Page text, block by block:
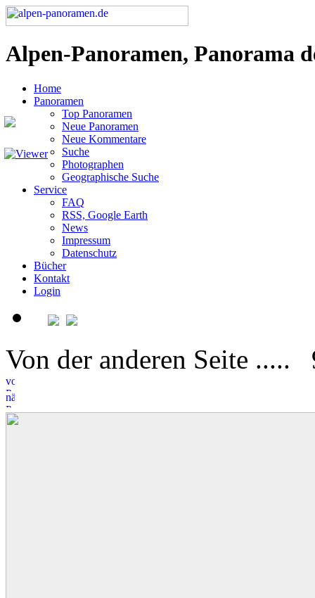
Alpen-Panoramen, Panorama
Home
Panoramen
Top Panoramen
Neue Panoramen
Neue Kommentare
Suche
Photographen
Geographische Suche
Service
FAQ
RSS, Google Earth
News
Impressum
Datenschutz
Bücher
Kontakt
Login
Von der anderen Seite .....